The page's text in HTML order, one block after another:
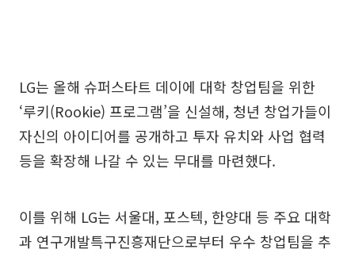
LG는 올해 슈퍼스타트 데이에 대학 창업팀을 위한
‘루키(Rookie) 프로그램’을 신설해, 청년 창업가들이
자신의 아이디어를 공개하고 투자 유치와 사업 협력
등을 확장해 나갈 수 있는 무대를 마련했다.
이를 위해 LG는 서울대, 포스텍, 한양대 등 주요 대학
과 연구개발특구진흥재단으로부터 우수 창업팀을 추